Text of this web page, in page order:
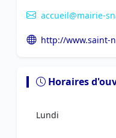
accueil@mairie-
http://www.saint-
Horaires
Lundi